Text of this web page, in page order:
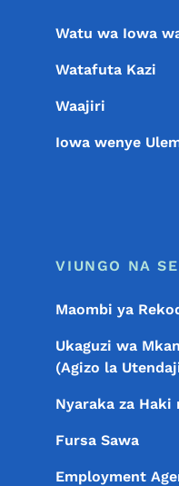
Watu wa Iowa
Watafuta Kazi
Waajiri
Iowa wenye
VIUNGO NA
Maombi ya
Ukaguzi wa
(Agizo la
Nyaraka za Haki
Fursa Sawa
Employment